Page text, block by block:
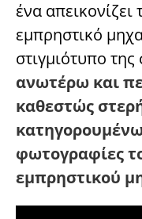
ένα
εμπρηστικό
στιγμιότυπο
ανωτέρω και
καθεστώς
φωτογραφίες
εμπρηστικού